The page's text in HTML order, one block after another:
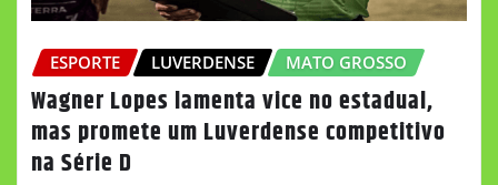
ESPORTE LUVERDENSE MATO GROSSO
Wagner Lopes lamenta vice no estadual,
mas promete um Luverdense competitivo
na Série D